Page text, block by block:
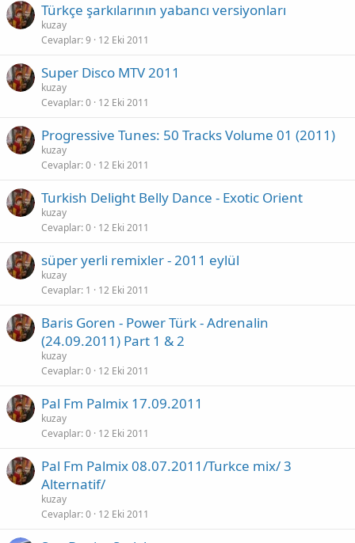
Türkçe şarkılarının yabancı versiyonları
kuzay
Cevaplar 9 12 Eki 2011
Super Disco MTV 2011
kuzay
Cevaplar 0 12 Eki 2011
Progressive Tunes: 50 Tracks Volume 01 (2011)
kuzay
Cevaplar 0 12 Eki 2011
Turkish Delight Belly Dance - Exotic Orient
kuzay
Cevaplar 0 12 Eki 2011
süper yerli remixler - 2011 eylül
kuzay
Cevaplar 1 12 Eki 2011
Baris Goren - Power Türk - Adrenalin
(24.09.2011) Part 1 & 2
kuzay
Cevaplar 0 12 Eki 2011
Pal Fm Palmix 17.09.2011
kuzay
Cevaplar 0 12 Eki 2011
Pal Fm Palmix 08.07.2011/Turkce mix/ 3
Alternatif/
kuzay
Cevaplar 0 12 Eki 2011